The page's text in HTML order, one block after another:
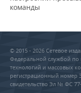
команды
© 2015 - 2026 Сетевое
Федеральной службой по
технологий и массовых
регистрационный номер
свидетельство Эл № ФС